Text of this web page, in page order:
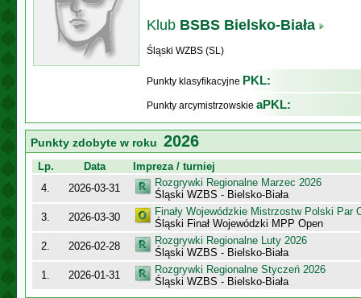
Klub BSBS Bielsko-Biała
Śląski WZBS (SL)
Punkty klasyfikacyjne PKL:
Punkty arcymistrzowskie aPKL:
Punkty zdobyte w roku 2026
Lp. Data
Impreza / turniej
4.
2026-03-31
Rozgrywki Regionalne Marzec 2026
Śląski WZBS - Bielsko-Biała
3.
2026-03-30
Finały Wojewódzkie Mistrzostw Polski Par
Śląski Finał Wojewódzki MPP Open
2.
2026-02-28
Rozgrywki Regionalne Luty 2026
Śląski WZBS - Bielsko-Biała
1.
2026-01-31
Rozgrywki Regionalne Styczeń 2026
Śląski WZBS - Bielsko-Biała